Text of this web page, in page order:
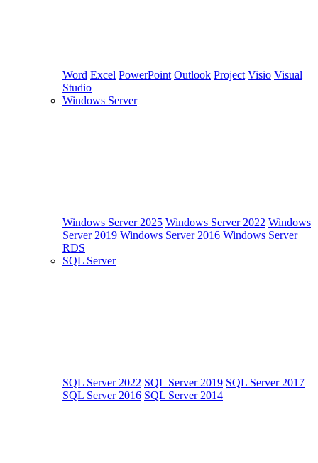
Word Excel PowerPoint Outlook Project Visio Visual
Studio
Windows Server
Windows Server 2025 Windows Server 2022 Windows
Server 2019 Windows Server 2016 Windows Server
RDS
SQL Server
SQL Server 2022 SQL Server 2019 SQL Server 2017
SQL Server 2016 SQL Server 2014